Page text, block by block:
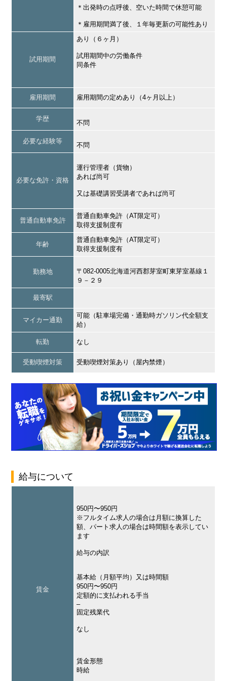
＊出発時の点呼後、空いた時間で休憩可能
＊雇用期間満了後、１年毎更新の可能性あり
試用期間
あり（６ヶ月）
試用期間中の労働条件
同条件
雇用期間 雇用期間の定めあり（4ヶ月以上）
学歴
不問
必要な経験等
不問
必要な免許・資格
運行管理者（貨物）
あれば尚可
又は基礎講習受講者であれば尚可
普通自動車免許
普通自動車免許（AT限定可）
取得支援制度有
年齢
普通自動車免許（AT限定可）
取得支援制度有
勤務地
〒082-0005北海道河西郡芽室町東芽室基線１
９－２９
最寄駅
マイカー通勤
可能（駐車場完備・通勤時ガソリン代全額支
給）
転勤 なし
受動喫煙対策 受動喫煙対策あり（屋内禁煙）
給与について
賃金
950円〜950円
※フルタイム求人の場合は月額に換算した
額、パート求人の場合は時間額を表示してい
ます
給与の内訳
基本給（月額平均）又は時間額
950円〜950円
定額的に支払われる手当
–
固定残業代
なし
賃金形態
時給